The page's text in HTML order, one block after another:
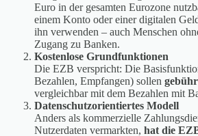
Euro in der gesamten Eurozone
einem Konto oder einer digitalen
ihn verwenden – auch Menschen
Zugang zu Banken.
Kostenlose Grundfunktionen
Die EZB verspricht: Die
Bezahlen, Empfangen) sollen
vergleichbar mit dem Bezahlen mit
Datenschutzorientiertes Modell
Anders als kommerzielle
Nutzerdaten vermarkten, hat die